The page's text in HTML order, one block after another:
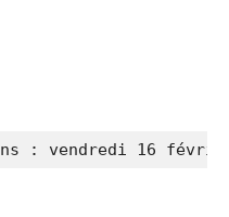
: vendredi 16